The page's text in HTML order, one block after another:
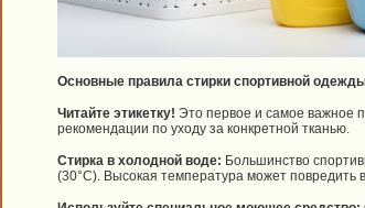
Основные правила стирки спортивной
Читайте этикетку! Это первое и самое важное
рекомендации по уходу за конкретной тканью.
Стирка в холодной воде: Большинство
(30°C). Высокая температура может повредить